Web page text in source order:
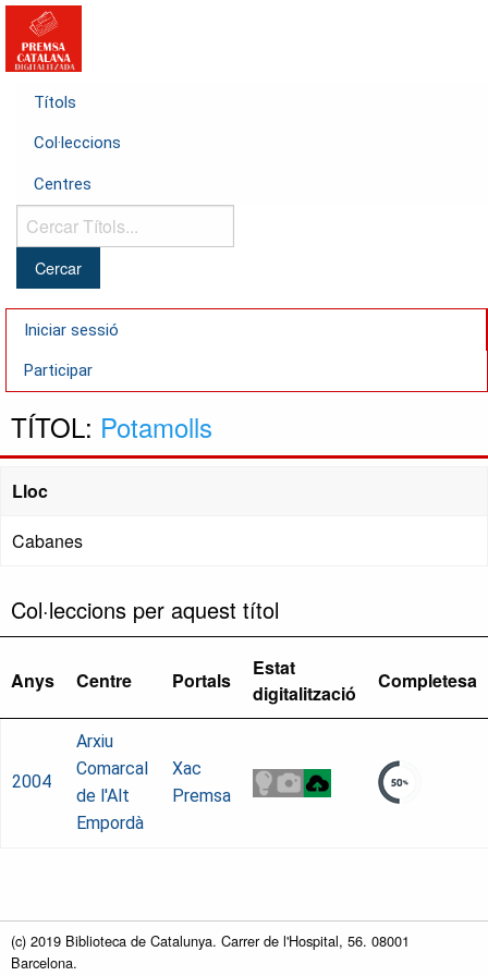
Títols
Col·leccions
Centres
Cercar
Títols...
Iniciar sessió
Participar
TÍTOL: Potamolls
Lloc
Cabanes
Col·leccions per aquest títol
Anys Centre Portals
Estat
digitalització
Completesa
2004
Arxiu
Comarcal
de l'Alt
Empordà
Xac
Premsa
(c) 2019 Biblioteca de Catalunya. Carrer de l'Hospital, 56. 08001
Barcelona.